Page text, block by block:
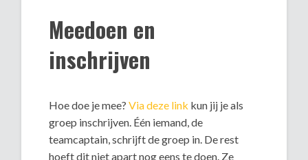
Meedoen en
inschrijven
Hoe doe je mee?Via deze link kun jij je als
groep inschrijven. Één iemand, de
teamcaptain, schrijft de groep in. De rest
hoeft dit niet apart nog eens te doen. Ze